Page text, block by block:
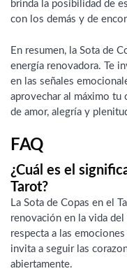
brinda la posibilidad de
con los demás y de
En resumen, la Sota de
energía renovadora. Te
en las señales
aprovechar al máximo tu
de amor, alegría y
FAQ
¿Cuál es el
Tarot?
La Sota de Copas en el
renovación en la vida
respecta a las
invita a seguir las
abiertamente.